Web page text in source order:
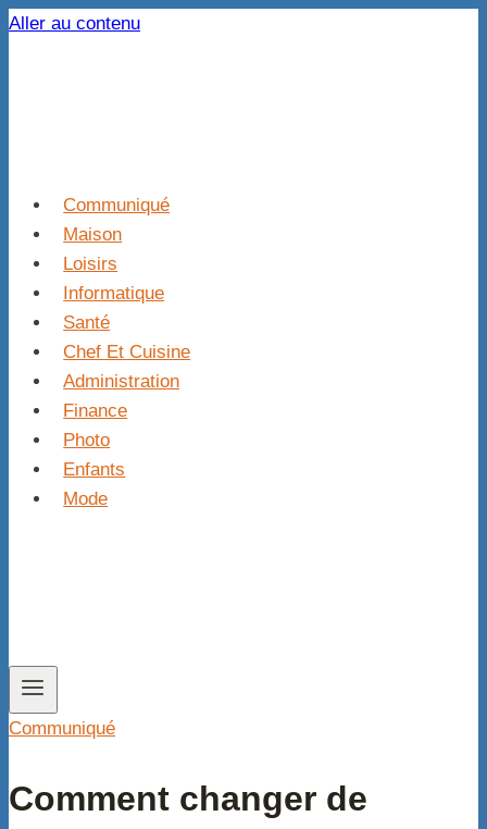
Aller au contenu
Communiqué
Maison
Loisirs
Informatique
Santé
Chef Et Cuisine
Administration
Finance
Photo
Enfants
Mode
Communiqué
Comment changer de